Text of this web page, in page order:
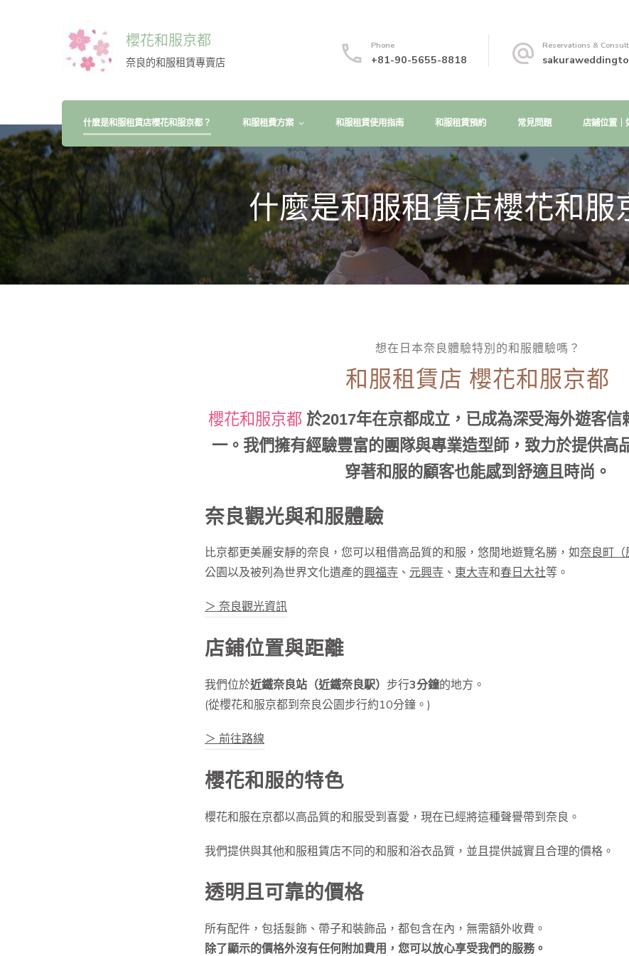
櫻花和服京都
奈良的和服租賃專賣店
Phone
+81-90-5655-8818
Reservations &
什麼是和服租賃店櫻花和服京都？ 和服租費方案 和服租賃使用指南 和服租賃預約 常見問題 店鋪位置｜
什麼是和服租賃店櫻花和服
想在日本奈良體驗特別的和服體驗嗎？
和服租賃店 櫻花和服京都
櫻花和服京都 於2017年在京都成立，已成為深受海外遊客信
一。我們擁有經驗豐富的團隊與專業造型師，致力於提供高
穿著和服的顧客也能感到舒適且時尚。
奈良觀光與和服體驗
比京都更美麗安靜的奈良，您可以租借高品質的和服，悠閒地遊覽名勝，如奈良町（
公園以及被列為世界文化遺產的興福寺 、 元興寺 、 東大寺和春日大社等。
＞ 奈良觀光資訊
店鋪位置與距離
我們位於近鐵奈良站（近鐵奈良駅） 步行3分鐘的地方。
(從櫻花和服京都到奈良公園步行約10分鐘。)
＞ 前往路線
櫻花和服的特色
櫻花和服在京都以高品質的和服受到喜愛，現在已經將這種聲譽帶到奈良。
我們提供與其他和服租賃店不同的和服和浴衣品質，並且提供誠實且合理的價格。
透明且可靠的價格
所有配件，包括髮飾、帶子和裝飾品，都包含在內，無需額外收費。
除了顯示的價格外沒有任何附加費用，您可以放心享受我們的服務。